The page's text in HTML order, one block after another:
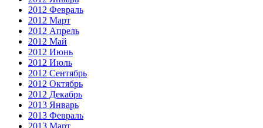
2012 Февраль
2012 Март
2012 Апрель
2012 Май
2012 Июнь
2012 Июль
2012 Сентябрь
2012 Октябрь
2012 Декабрь
2013 Январь
2013 Февраль
2013 Март